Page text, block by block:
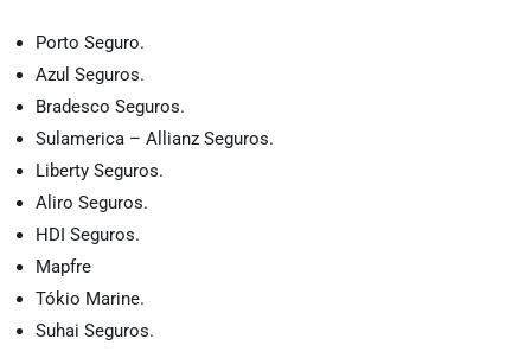
Porto Seguro.
Azul Seguros.
Bradesco Seguros.
Sulamerica – Allianz Seguros.
Liberty Seguros.
Aliro Seguros.
HDI Seguros.
Mapfre
Tókio Marine.
Suhai Seguros.